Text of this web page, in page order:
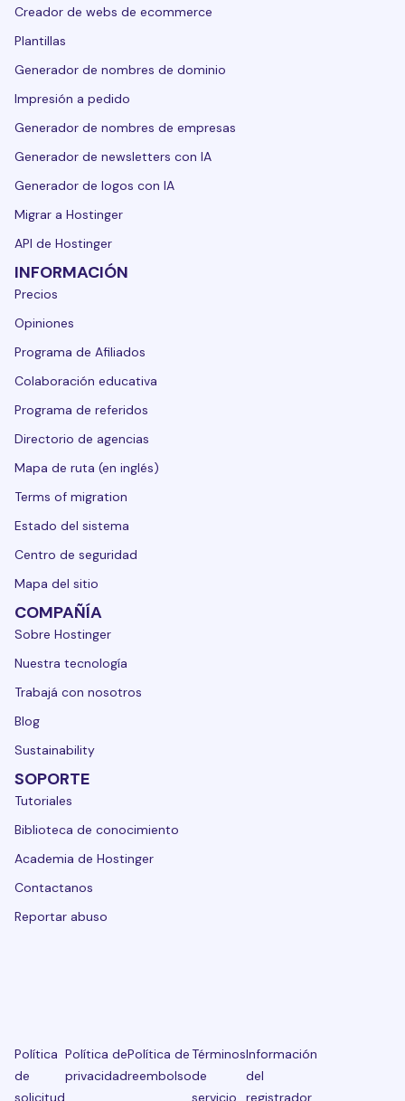
Creador de webs de ecommerce
Plantillas
Generador de nombres de dominio
Impresión a pedido
Generador de nombres de empresas
Generador de newsletters con IA
Generador de logos con IA
Migrar a Hostinger
API de Hostinger
INFORMACIÓN
Precios
Opiniones
Programa de Afiliados
Colaboración educativa
Programa de referidos
Directorio de agencias
Mapa de ruta (en inglés)
Terms of migration
Estado del sistema
Centro de seguridad
Mapa del sitio
COMPAÑÍA
Sobre Hostinger
Nuestra tecnología
Trabajá con nosotros
Blog
Sustainability
SOPORTE
Tutoriales
Biblioteca de conocimiento
Academia de Hostinger
Contactanos
Reportar abuso
Política
de
solicitud
Política de
privacidad
Política de
reembolso
Términos
de
servicio
Información
del
registrador